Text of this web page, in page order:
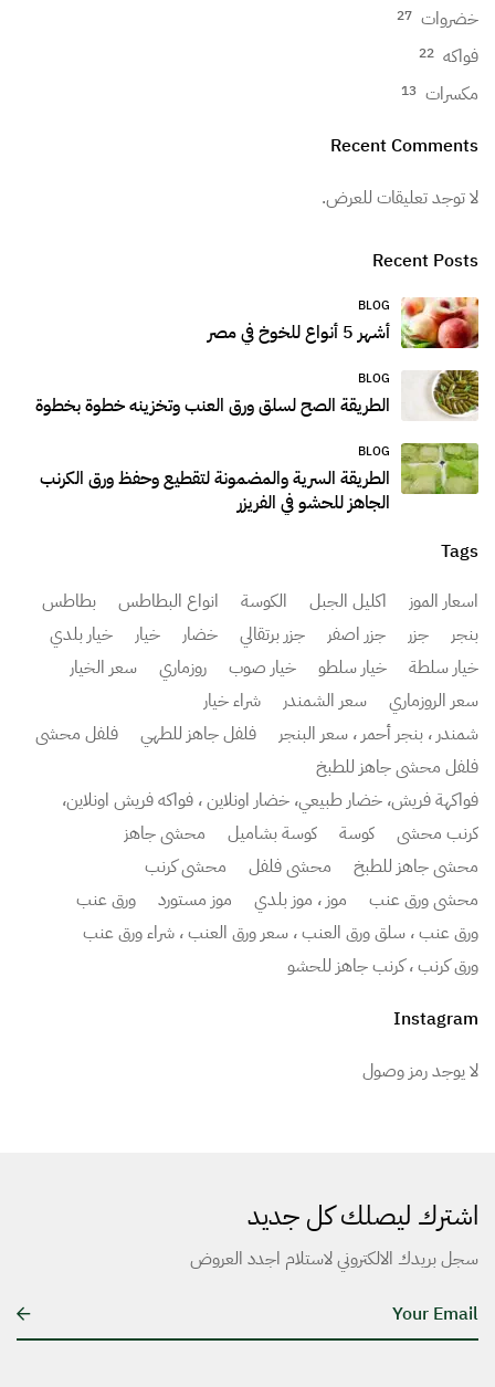
خضروات 27
فواكه 22
مكسرات 13
Recent Comments
لا توجد تعليقات للعرض.
Recent Posts
BLOG
أشهر 5 أنواع للخوخ في مصر
BLOG
الطريقة الصح لسلق ورق العنب وتخزينه خطوة بخطوة
BLOG
الطريقة السرية والمضمونة لتقطيع وحفظ ورق الكرنب
الجاهز للحشو في الفريزر
Tags
اسعار الموز
اكليل الجبل الكوسة انواع البطاطس
بطاطس
بنجر
جزر جزر اصفر جزر برتقالي خضار خيار
خيار بلدي
خيار سلطة
خيار سلطو خيار صوب روزماري
سعر الخيار
سعر الروزماري
سعر الشمندر
شراء خيار
شمندر ، بنجر أحمر ، سعر البنجر
فلفل جاهز للطهي
فلفل محشي
فلفل محشي جاهز للطبخ
فواكهة فريش، خضار طبيعي، خضار اونلاين ، فواكه فريش اونلاين،
كرنب محشي
كوسة كوسة بشاميل
محشي جاهز
محشي جاهز للطبخ
محشي فلفل
محشي كرنب
محشي ورق عنب
موز ، موز بلدي موز مستورد
ورق عنب
ورق عنب ، سلق ورق العنب ، سعر ورق العنب ، شراء ورق عنب
ورق كرنب ، كرنب جاهز للحشو
Instagram
لا يوجد رمز وصول
اشترك ليصلك كل جديد
سجل بريدك الالكتروني لاستلام اجدد العروض
E
m